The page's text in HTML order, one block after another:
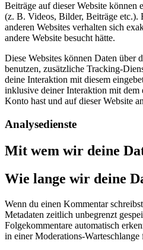
Beiträge auf dieser Website können
(z. B. Videos, Bilder, Beiträge etc.).
anderen Websites verhalten sich
andere Website besucht hätte.
Diese Websites können Daten über
benutzen, zusätzliche Tracking-
deine Interaktion mit diesem
inklusive deiner Interaktion mit dem
Konto hast und auf dieser Website
Analysedienste
Mit wem wir deine
Wie lange wir deine
Wenn du einen Kommentar
Metadaten zeitlich unbegrenzt
Folgekommentare automatisch
in einer Moderations-Warteschlange